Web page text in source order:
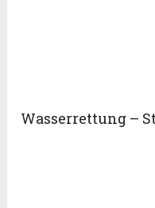
Wasserrettung –